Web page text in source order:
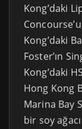
Kong’daki
Kong’daki
Foster’ın
Kong’daki
Hong Kong
Marina Bay
bir soy